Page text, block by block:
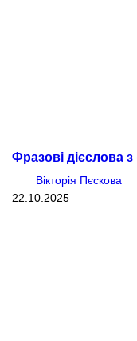
Фразові дієслова з
Вікторія Пєскова
22.10.2025